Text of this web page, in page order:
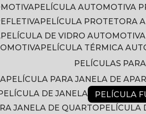
PELÍCULA AUTOMOTIVA
PELÍCULA PROTETORA
PELÍCULA DE VIDRO AUTOMOTIVA
PELÍCULA TÉRMICA
PELÍCULAS
PELÍCULA PARA JANELA DE
PELÍCULA DE JANELA PELÍCULA
JANELA DE QUARTO